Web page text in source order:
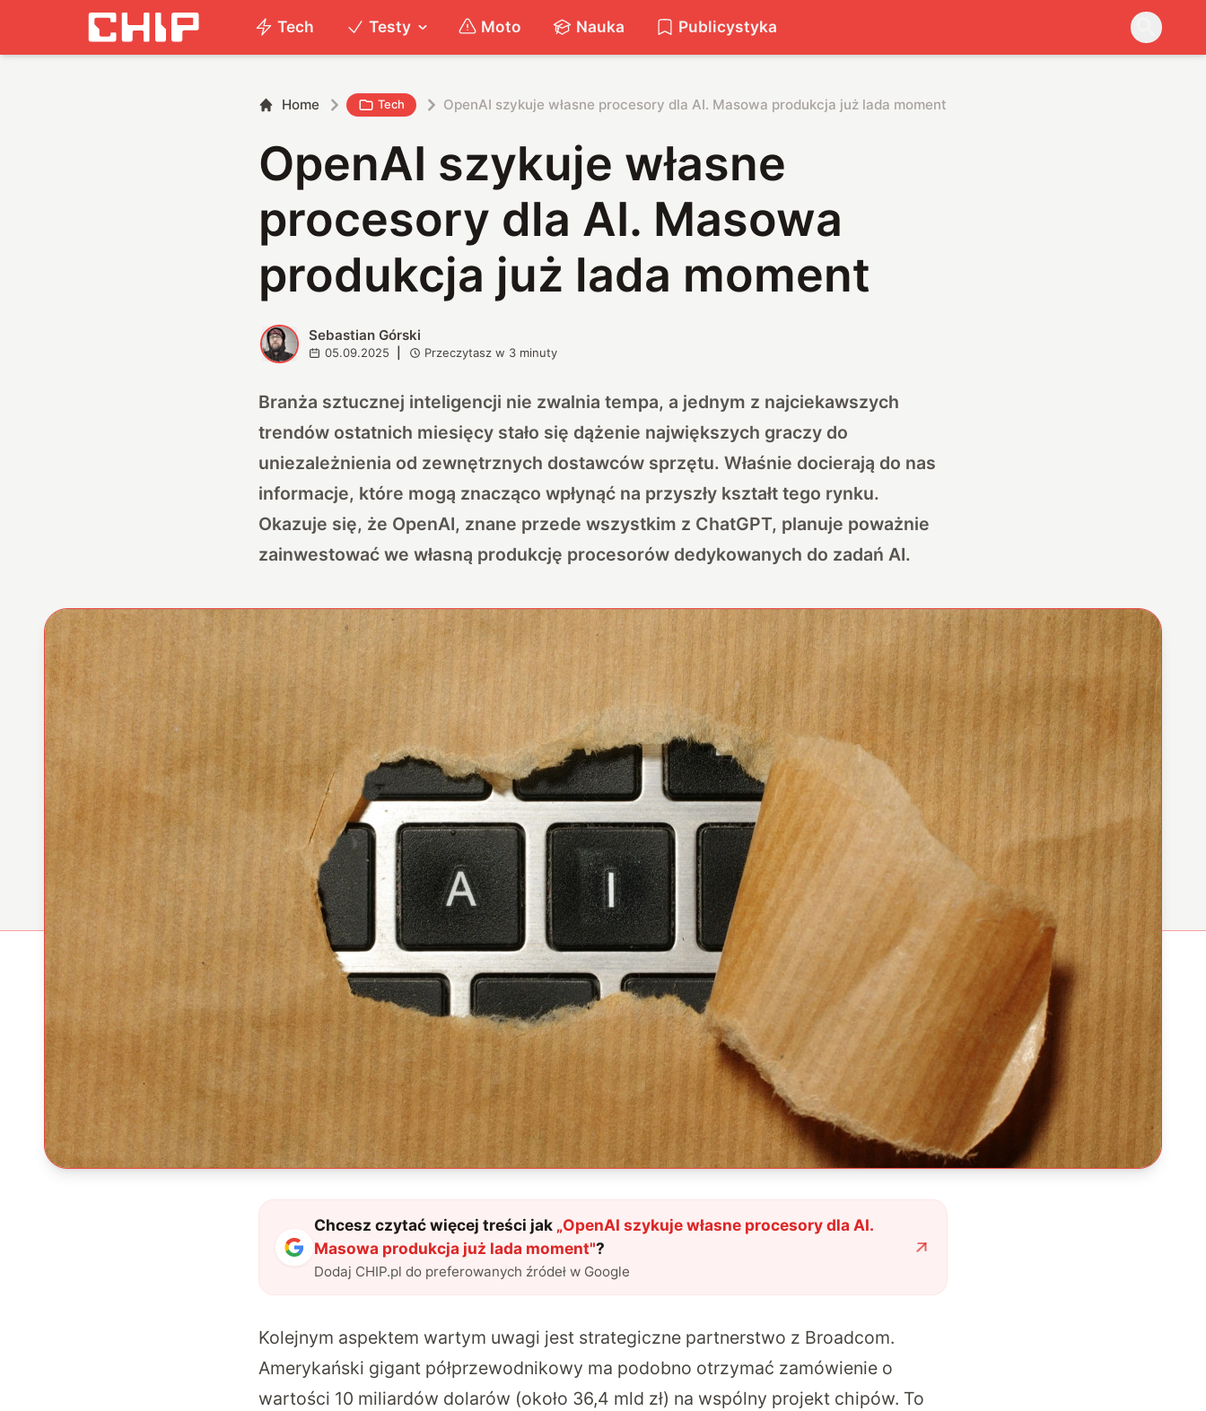
Tech Testy Moto Nauka Publicystyka
Home Tech OpenAI szykuje własne procesory dla AI. Masowa produkcja już lada moment
OpenAI szykuje własne
procesory dla AI. Masowa
produkcja już lada moment
S Sebastian Górski
05.09.2025 Przeczytasz w 3 minuty
Branża sztucznej inteligencji nie zwalnia tempa, a jednym z najciekawszych
trendów ostatnich miesięcy stało się dążenie największych graczy do
uniezależnienia od zewnętrznych dostawców sprzętu. Właśnie docierają do nas
informacje, które mogą znacząco wpłynąć na przyszły kształt tego rynku.
Okazuje się, że OpenAI, znane przede wszystkim z ChatGPT, planuje poważnie
zainwestować we własną produkcję procesorów dedykowanych do zadań AI.
Chcesz czytać więcej treści jak „OpenAI szykuje własne procesory dla AI.
Masowa produkcja już lada moment"?
Dodaj CHIP.pl do preferowanych źródeł w Google
Kolejnym aspektem wartym uwagi jest strategiczne partnerstwo z Broadcom.
Amerykański gigant półprzewodnikowy ma podobno otrzymać zamówienie o
wartości 10 miliardów dolarów (około 36,4 mld zł) na wspólny projekt chipów. To